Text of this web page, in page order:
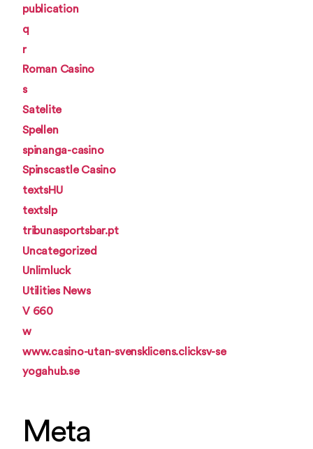
publication
q
r
Roman Casino
s
Satelite
Spellen
spinanga-casino
Spinscastle Casino
textsHU
textslp
tribunasportsbar.pt
Uncategorized
Unlimluck
Utilities News
V 660
w
www.casino-utan-svensklicens.clicksv-se
yogahub.se
Meta